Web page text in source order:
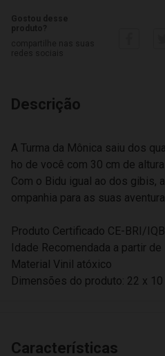
Descrição
A Turma da Mônica saiu dos
ho de você com 30 cm de
Com o Bidu igual ao dos gibis,
ompanhia para as suas
Produto Certificado CE-BRI/
Idade Recomendada a partir
Material Vinil atóxico
Dimensões do produto: 22 x
Características